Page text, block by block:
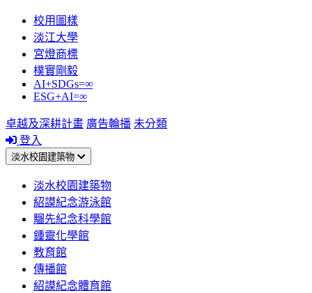
校用圖樣
淡江大學
宮燈商標
樸實剛毅
AI+SDGs=∞
ESG+AI=∞
卓越及深耕計畫 廣告輪播 未分類
登入
淡水校園建築物
淡水校園建築物
紹謨紀念游泳館
騮先紀念科學館
鍾靈化學館
教育館
傳播館
紹謨紀念體育館